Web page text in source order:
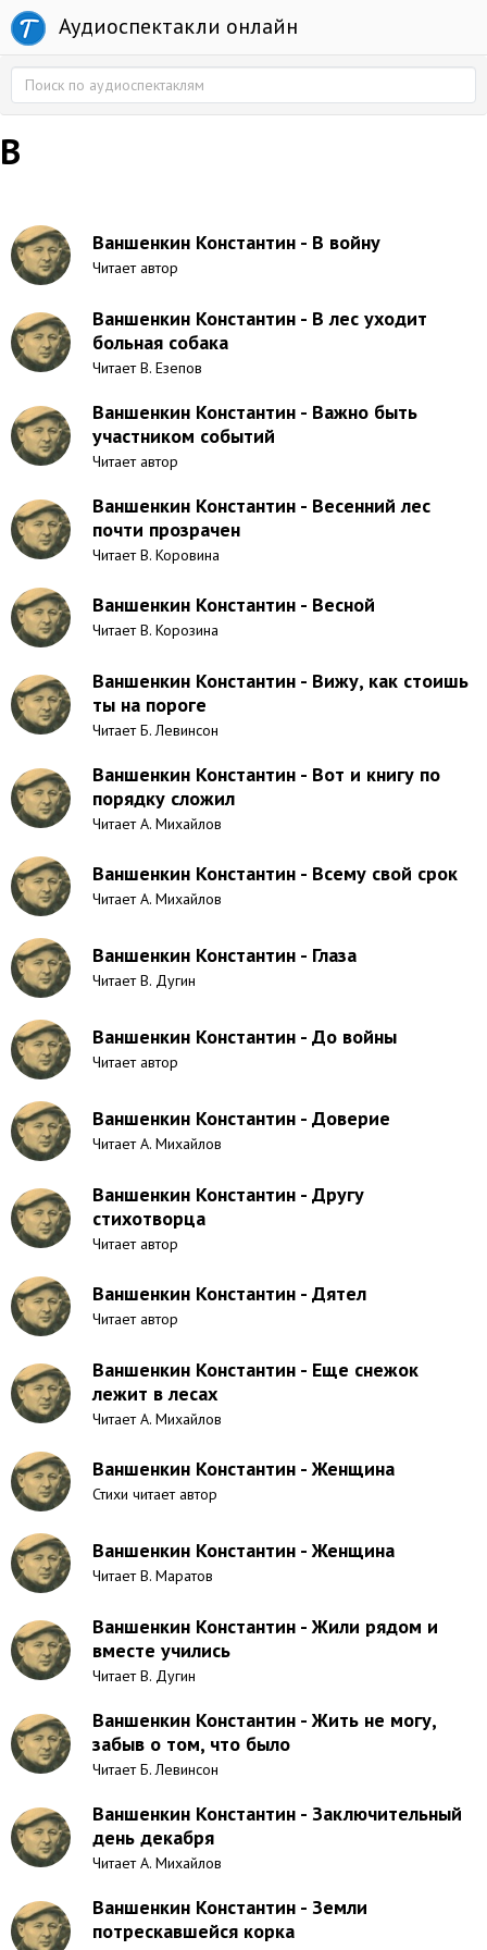
Аудиоспектакли онлайн
В
Ваншенкин Константин - В войну
Читает автор
Ваншенкин Константин - В лес уходит
больная собака
Читает В. Езепов
Ваншенкин Константин - Важно быть
участником событий
Читает автор
Ваншенкин Константин - Весенний лес
почти прозрачен
Читает В. Коровина
Ваншенкин Константин - Весной
Читает В. Корозина
Ваншенкин Константин - Вижу, как стоишь
ты на пороге
Читает Б. Левинсон
Ваншенкин Константин - Вот и книгу по
порядку сложил
Читает А. Михайлов
Ваншенкин Константин - Всему свой срок
Читает А. Михайлов
Ваншенкин Константин - Глаза
Читает В. Дугин
Ваншенкин Константин - До войны
Читает автор
Ваншенкин Константин - Доверие
Читает А. Михайлов
Ваншенкин Константин - Другу
стихотворца
Читает автор
Ваншенкин Константин - Дятел
Читает автор
Ваншенкин Константин - Еще снежок
лежит в лесах
Читает А. Михайлов
Ваншенкин Константин - Женщина
Стихи читает автор
Ваншенкин Константин - Женщина
Читает В. Маратов
Ваншенкин Константин - Жили рядом и
вместе учились
Читает В. Дугин
Ваншенкин Константин - Жить не могу,
забыв о том, что было
Читает Б. Левинсон
Ваншенкин Константин - Заключительный
день декабря
Читает А. Михайлов
Ваншенкин Константин - Земли
потрескавшейся корка